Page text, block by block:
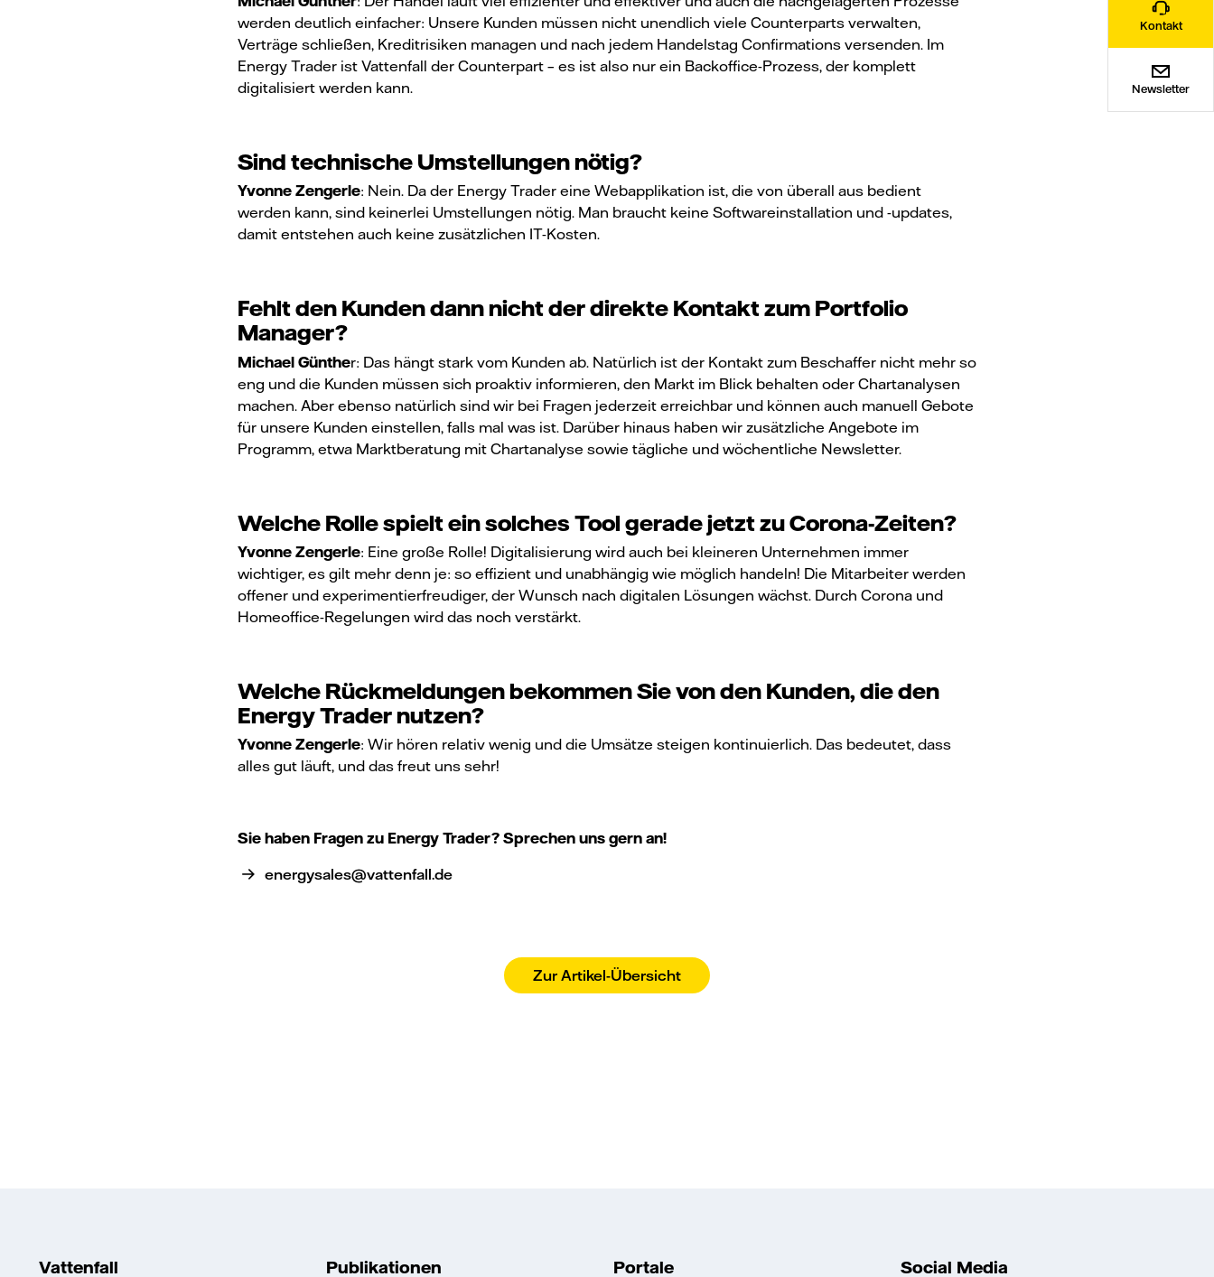
Kontakt
Newsletter
werden deutlich einfacher: Unsere Kunden müssen nicht unendlich viele Counterparts verwalten,
Verträge schließen, Kreditrisiken managen und nach jedem Handelstag Confirmations versenden. Im
Energy Trader ist Vattenfall der Counterpart – es ist also nur ein Backoffice-Prozess, der komplett
digitalisiert werden kann.
Sind technische Umstellungen nötig?
Yvonne Zengerle: Nein. Da der Energy Trader eine Webapplikation ist, die von überall aus bedient
werden kann, sind keinerlei Umstellungen nötig. Man braucht keine Softwareinstallation und -updates,
damit entstehen auch keine zusätzlichen IT-Kosten.
Fehlt den Kunden dann nicht der direkte Kontakt zum Portfolio
Manager?
Michael Günther: Das hängt stark vom Kunden ab. Natürlich ist der Kontakt zum Beschaffer nicht mehr so
eng und die Kunden müssen sich proaktiv informieren, den Markt im Blick behalten oder Chartanalysen
machen. Aber ebenso natürlich sind wir bei Fragen jederzeit erreichbar und können auch manuell Gebote
für unsere Kunden einstellen, falls mal was ist. Darüber hinaus haben wir zusätzliche Angebote im
Programm, etwa Marktberatung mit Chartanalyse sowie tägliche und wöchentliche Newsletter.
Welche Rolle spielt ein solches Tool gerade jetzt zu Corona-Zeiten?
Yvonne Zengerle: Eine große Rolle! Digitalisierung wird auch bei kleineren Unternehmen immer
wichtiger, es gilt mehr denn je: so effizient und unabhängig wie möglich handeln! Die Mitarbeiter werden
offener und experimentierfreudiger, der Wunsch nach digitalen Lösungen wächst. Durch Corona und
Homeoffice-Regelungen wird das noch verstärkt.
Welche Rückmeldungen bekommen Sie von den Kunden, die den
Energy Trader nutzen?
Yvonne Zengerle: Wir hören relativ wenig und die Umsätze steigen kontinuierlich. Das bedeutet, dass
alles gut läuft, und das freut uns sehr!
Sie haben Fragen zu Energy Trader? Sprechen uns gern an!
energysales@vattenfall.de
Zur Artikel-Übersicht
Vattenfall Publikationen Portale Social Media